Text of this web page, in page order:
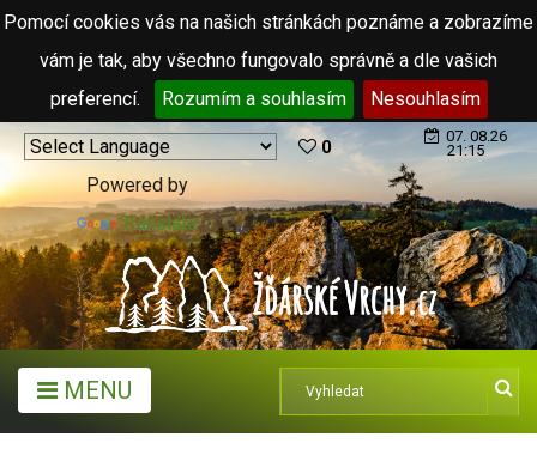
Pomocí cookies vás na našich stránkách poznáme a zobrazíme
vám je tak, aby všechno fungovalo správně a dle vašich
preferencí.
Rozumím a souhlasím Nesouhlasím
Powered by
Translate
0
07. 08.26
21:15
MENU